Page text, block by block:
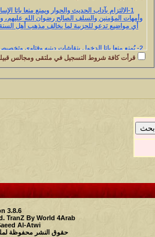
1-الالتزام بآداب الحديث والحوار ويمنع منعا
وأمهات المؤمنين والسلف الصالح رضوان الله عليهم،
أي مواضيع تدعو للحزبية لما يخالف مذهب أهل
2- يُمنع منعا باتا الدخول بنقاشات دينيه وفتاوي وتخصيص موضوع لنقاش مسألة فقهية لأن الملتقى غير متخصص فيرجى احترام ذلك .
3- التسجيل بأسماء واضحة.
4- يفضل أن تكون الأسماء حقيقية.
7- يمنع منعا باتا التسجيل بأرقام أو طلاسم أو فواصل أو حروف مبهمة.
8- يمنع منعا باتا التعرض لأي شخص بالإهانة أو الإيذاء
الأمر .
9- يمنع منعا باتا الخوض في الأمور السياسية.
10-في حال الأستدلات بالقرآن الكريم أو السنة
13- يُمنع منعاً باتاً استخدام عناوين لا تنم عن فحوى
مصيييييبة - تكفي يا فلان - الفزعة - ...إلخ)
قرأت كافة شروط التسجيل في ملتقى ومجالس قبيلة
3.8.6
TranZ By World 4Arab
Al-Atwi
حقوق النشر محفوظة